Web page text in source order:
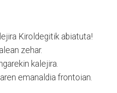
Kiroldegitik abiatuta!
zehar.
kalejira.
emanaldia frontoian.